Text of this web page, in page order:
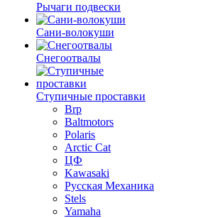
Рычаги подвески
Сани-волокуши
Снегоотвалы
Ступичные проставки
Brp
Baltmotors
Polaris
Arctic Cat
ЦФ
Kawasaki
Русская Механика
Stels
Yamaha